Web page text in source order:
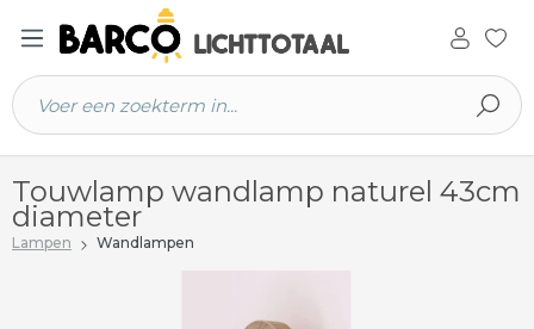
hoofdinhoud
Touwlamp wandlamp naturel 43cm
diameter
Lampen Wandlampen